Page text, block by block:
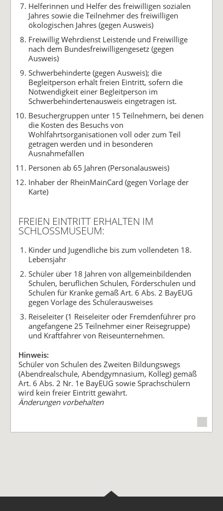
Helferinnen und Helfer des freiwilligen sozialen
Jahres sowie die Teilnehmer des freiwilligen
ökologischen Jahres (gegen Ausweis)
Freiwillig Wehrdienst Leistende und Freiwillige
nach dem Bundesfreiwilligengesetz (gegen
Ausweis)
Schwerbehinderte (gegen Ausweis); die
Begleitperson erhält freien Eintritt, sofern die
Notwendigkeit einer Begleitperson im
Schwerbehindertenausweis eingetragen ist.
Besuchergruppen unter 15 Teilnehmern, bei denen
die Kosten des Besuchs von
Wohlfahrtsorganisationen voll oder zum Teil
getragen werden und in besonderen
Ausnahmefällen
Personen ab 65 Jahren (Personalausweis)
Inhaber der RheinMainCard (gegen Vorlage der
Karte)
FREIEN EINTRITT ERHALTEN IM
SCHLOSSMUSEUM:
Kinder und Jugendliche bis zum vollendeten 18.
Lebensjahr
Schüler über 18 Jahren von allgemeinbildenden
Schulen, beruflichen Schulen, Förderschulen und
Schulen für Kranke gemäß Art. 6 Abs. 2 BayEUG
gegen Vorlage des Schülerausweises
Reiseleiter (1 Reiseleiter oder Fremdenführer pro
angefangene 25 Teilnehmer einer Reisegruppe)
und Kraftfahrer von Reiseunternehmen.
Hinweis:
Schüler von Schulen des Zweiten Bildungswegs
(Abendrealschule, Abendgymnasium, Kolleg) gemäß
Art. 6 Abs. 2 Nr. 1e BayEUG sowie Sprachschülern
wird kein freier Eintritt gewährt.
Änderungen vorbehalten